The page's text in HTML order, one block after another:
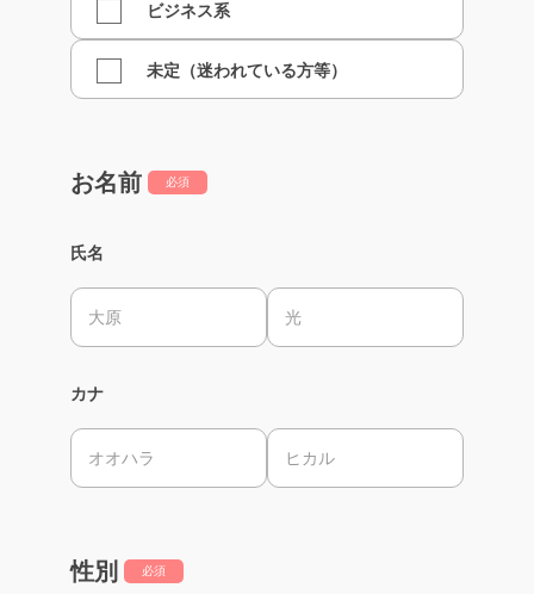
ビジネス系
未定（迷われている方等）
お名前 必須
氏名
カナ
性別 必須